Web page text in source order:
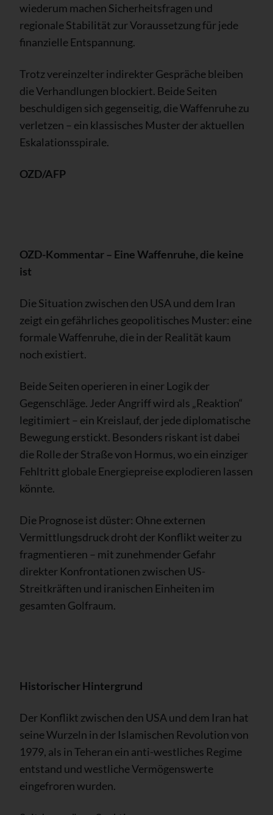
wiederum machen Sicherheitsfragen und
regionale Stabilität zur Voraussetzung für jede
finanzielle Entspannung.
Trotz vereinzelter indirekter Gespräche bleiben
die Verhandlungen blockiert. Beide Seiten
beschuldigen sich gegenseitig, die Waffenruhe zu
verletzen – ein klassisches Muster der aktuellen
Eskalationsspirale.
OZD/AFP
OZD-Kommentar – Eine Waffenruhe, die keine
ist
Die Situation zwischen den USA und dem Iran
zeigt ein gefährliches geopolitisches Muster: eine
formale Waffenruhe, die in der Realität kaum
noch existiert.
Beide Seiten operieren in einer Logik der
Gegenschläge. Jeder Angriff wird als „Reaktion“
legitimiert – ein Kreislauf, der jede diplomatische
Bewegung erstickt. Besonders riskant ist dabei
die Rolle der Straße von Hormus, wo ein einziger
Fehltritt globale Energiepreise explodieren lassen
könnte.
Die Prognose ist düster: Ohne externen
Vermittlungsdruck droht der Konflikt weiter zu
fragmentieren – mit zunehmender Gefahr
direkter Konfrontationen zwischen US-
Streitkräften und iranischen Einheiten im
gesamten Golfraum.
Historischer Hintergrund
Der Konflikt zwischen den USA und dem Iran hat
seine Wurzeln in der Islamischen Revolution von
1979, als in Teheran ein anti-westliches Regime
entstand und westliche Vermögenswerte
eingefroren wurden.